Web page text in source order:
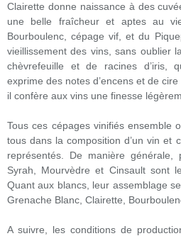
Clairette donne naissance à des
une belle fraîcheur et aptes au
Bourboulenc, cépage vif, et du
vieillissement des vins, sans oublier
chèvrefeuille et de racines d’iris,
exprime des notes d’encens et de cire
il confère aux vins une finesse
Tous ces cépages vinifiés ensemble
tous dans la composition d’un vin et
représentés. De manière générale,
Syrah, Mourvèdre et Cinsault sont
Quant aux blancs, leur assemblage
Grenache Blanc, Clairette,
A suivre, les conditions de